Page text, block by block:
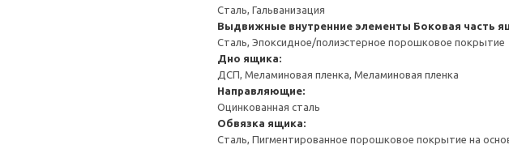
Сталь, Гальванизация
Выдвижные внутренние элементы Боковая часть
Сталь, Эпоксидное/полиэстерное порошковое покрытие
Дно ящика:
ДСП, Меламиновая пленка, Меламиновая пленка
Направляющие:
Оцинкованная сталь
Обвязка ящика:
Сталь, Пигментированное порошковое покрытие на